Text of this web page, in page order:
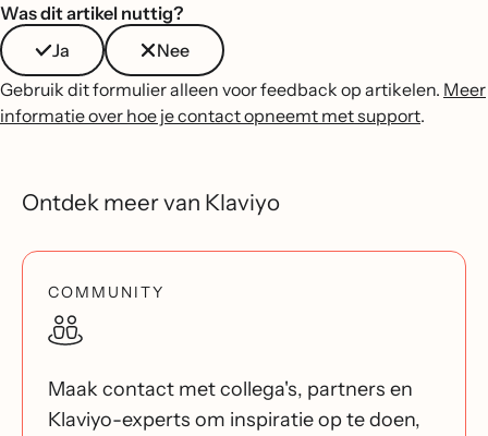
Was dit artikel nuttig?
Ja
Nee
Gebruik dit formulier alleen voor feedback op artikelen. Meer
informatie over hoe je contact opneemt met support.
Ontdek meer van Klaviyo
COMMUNITY
Maak contact met collega's, partners en
Klaviyo-experts om inspiratie op te doen,